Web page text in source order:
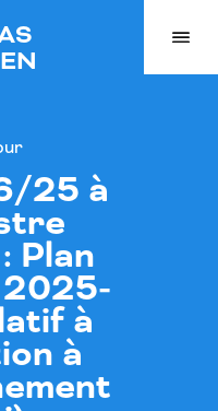
25 à
Plan
2025-
à
à